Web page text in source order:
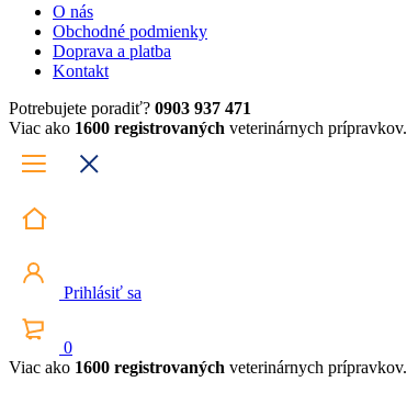
O nás
Obchodné podmienky
Doprava a platba
Kontakt
Potrebujete poradiť? 0903 937 471
Viac ako 1600 registrovaných veterinárnych prípravkov.
Prihlásiť sa
0
Viac ako 1600 registrovaných veterinárnych prípravkov.